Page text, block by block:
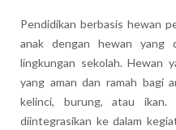
Pendidikan berbasis hewan
anak dengan hewan yang
lingkungan sekolah. Hewan
yang aman dan ramah bagi
kelinci, burung, atau ikan.
diintegrasikan ke dalam